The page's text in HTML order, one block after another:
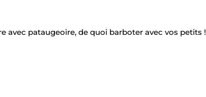
avec pataugeoire, de quoi barboter avec vos petits !